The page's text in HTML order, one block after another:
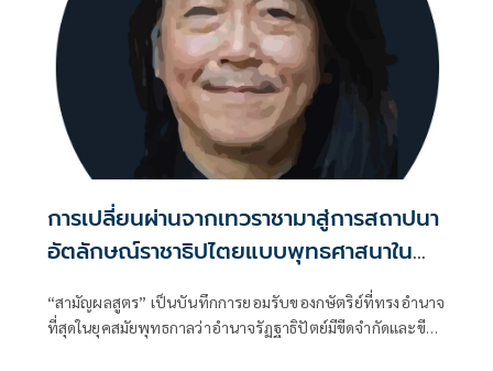
การเปลี่ยนผ่านจากเทวราชามาสู่การสถาปนา
อัตลักษณ์ราชาธิปไตยแบบพุทธศาสนาใน
พระไตรปิฏก : สามัญผลสูตรในฐานะทฤษฎี
ขีดจำกัดของอำนาจรัฐเหนือแรงงานและ
ทรัพย์สิน
“สามัญผลสูตร” เป็นบันทึกการยอมรับของกษัตริย์ที่ทรงอำนาจ
ที่สุดในยุคสมัยพุทธกาลว่าอำนาจรัฏฐาธิปัตย์มีขีดจำกัดและขีด